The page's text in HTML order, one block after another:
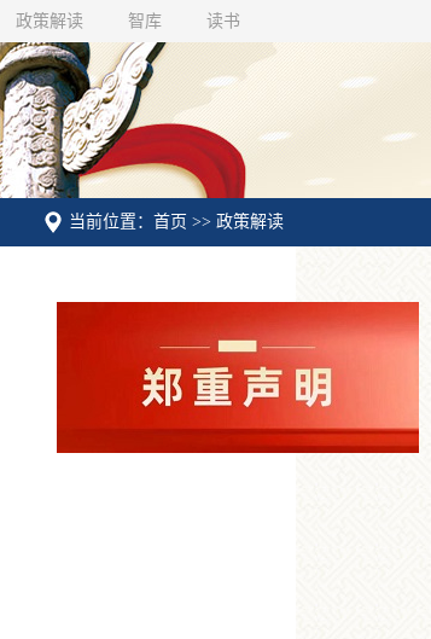
政策解读 智库 读书
当前位置：首页 >> 政策解读